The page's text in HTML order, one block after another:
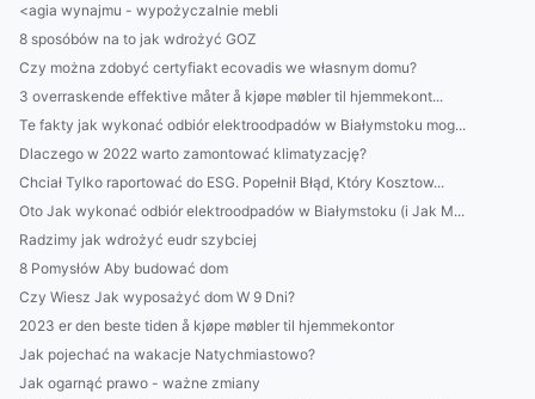
<agia wynajmu - wypożyczalnie mebli
8 sposóbów na to jak wdrożyć GOZ
Czy można zdobyć certyfiakt ecovadis we własnym domu?
3 overraskende effektive måter å kjøpe møbler til hjemmekont...
Te fakty jak wykonać odbiór elektroodpadów w Białymstoku mog...
Dlaczego w 2022 warto zamontować klimatyzację?
Chciał Tylko raportować do ESG. Popełnił Błąd, Który Kosztow...
Oto Jak wykonać odbiór elektroodpadów w Białymstoku (i Jak M...
Radzimy jak wdrożyć eudr szybciej
8 Pomysłów Aby budować dom
Czy Wiesz Jak wyposażyć dom W 9 Dni?
2023 er den beste tiden å kjøpe møbler til hjemmekontor
Jak pojechać na wakacje Natychmiastowo?
Jak ogarnąć prawo - ważne zmiany